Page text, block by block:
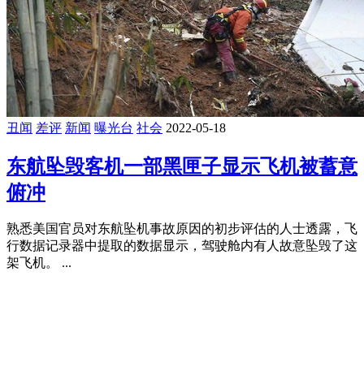
丑闻 差评 新闻 曝光台 社会 2022-05-18
东航坠毁客机一部黑匣子显示飞机被蓄意
俯冲
熟悉美国官员对东航坠机事故原因的初步评估的人士透露，飞
行数据记录器中提取的数据显示，驾驶舱内有人故意坠毁了这
架飞机。 ...